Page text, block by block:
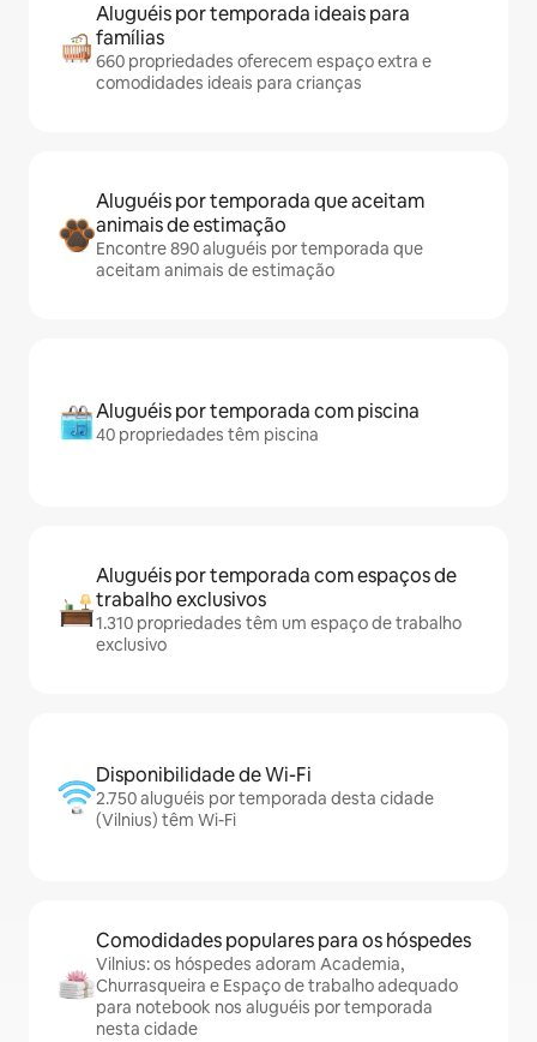
Aluguéis por temporada ideais para
famílias
660 propriedades oferecem espaço extra e
comodidades ideais para crianças
Aluguéis por temporada que aceitam
animais de estimação
Encontre 890 aluguéis por temporada que
aceitam animais de estimação
Aluguéis por temporada com piscina
40 propriedades têm piscina
Aluguéis por temporada com espaços de
trabalho exclusivos
1.310 propriedades têm um espaço de trabalho
exclusivo
Disponibilidade de Wi-Fi
2.750 aluguéis por temporada desta cidade
(Vilnius) têm Wi-Fi
Comodidades populares para os hóspedes
Vilnius: os hóspedes adoram Academia,
Churrasqueira e Espaço de trabalho adequado
para notebook nos aluguéis por temporada
nesta cidade